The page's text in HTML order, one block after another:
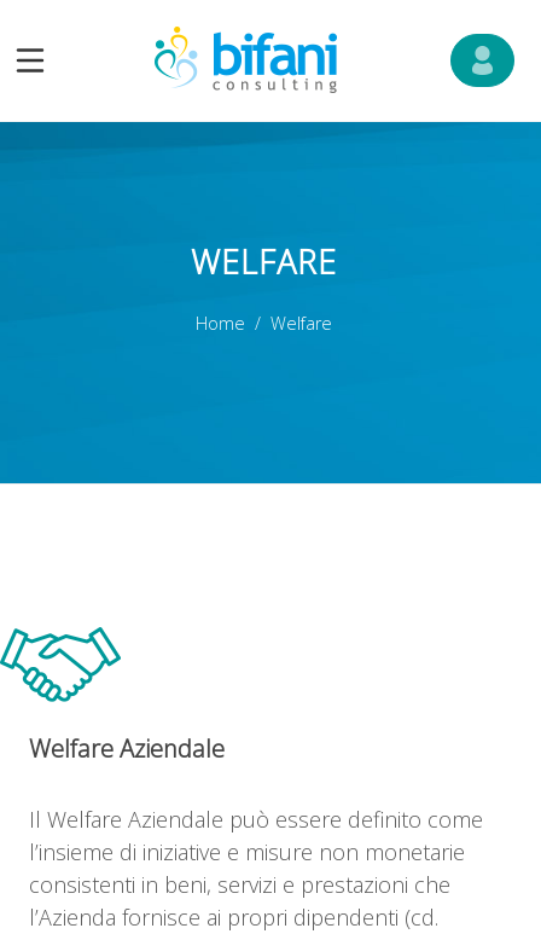
WELFARE
Home Welfare
Welfare Aziendale
Il Welfare Aziendale può essere definito come
l’insieme di iniziative e misure non monetarie
consistenti in beni, servizi e prestazioni che
l’Azienda fornisce ai propri dipendenti (cd.